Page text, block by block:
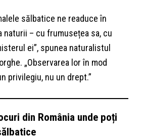
sălbatice ne readuce în
naturii – cu frumusețea sa, cu
ei”, spunea naturalistul
„Observarea lor în mod
privilegiu, nu un drept.”
din România unde poți